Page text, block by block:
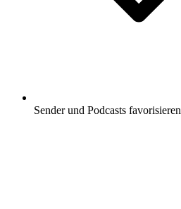
Sender und Podcasts favorisieren